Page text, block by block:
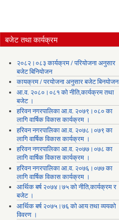
बजेट तथा कार्यक्रम
२०८२।०८३ कार्यक्रम / परियोजना अनुसार
बजेट बिनियोजन
कायक्रम / परयोजना अनुसार बजेट बिनयोजन
आ.व. २०८०।०८१ को नीति,कार्यक्रम तथा
बजेट ।
हरिवन नगरपालिका आ‍.व. २०७९।०८० का
लागि वार्षिक विकास कार्यक्रम ।
हरिवन नगरपालिका आ‍.व. २०७८।०७९ का
लागि वार्षिक विकास कार्यक्रम ।
हरिवन नगरपालिका आ‍.व. २०७७।०७८ का
लागि वार्षिक विकास कार्यक्रम ।
हरिवन नगरपालिका आ‍.व. २०७६।०७७ का
लागि वार्षिक विकास कार्यक्रम ।
आर्थिक बर्ष २०७४।७५ को नीति,कार्यक्रम र
बजेट ।
आर्थिक बर्ष २०७५।७६ को आय तथा व्ययकाे
विवरण ।